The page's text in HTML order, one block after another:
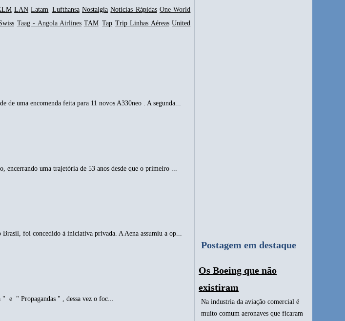
LAN Latam Lufthansa Nostalgia Notícias Rápidas One World
Taag - Angola Airlines TAM Tap Trip Linhas Aéreas United
uma encomenda feita para 11 novos A330neo . A segunda...
uma trajetória de 53 anos desde que o primeiro ...
foi concedido à iniciativa privada. A Aena assumiu a op...
e " Propagandas " , dessa vez o foc...
Postagem em destaque
Os Boeing que não
existiram
Na industria da aviação comercial é
muito comum aeronaves que ficaram